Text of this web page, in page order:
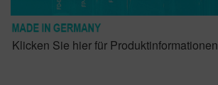
Klicken Sie hier für Produktinformationen